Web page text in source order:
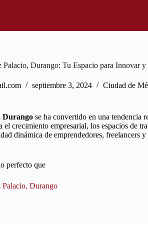
Durango: Tu Espacio para Innovar y
septiembre 3, 2024 Ciudad de
Durango se ha convertido en una tendencia
el crecimiento empresarial, los espacios de
dinámica de emprendedores, freelancers
perfecto que
Durango